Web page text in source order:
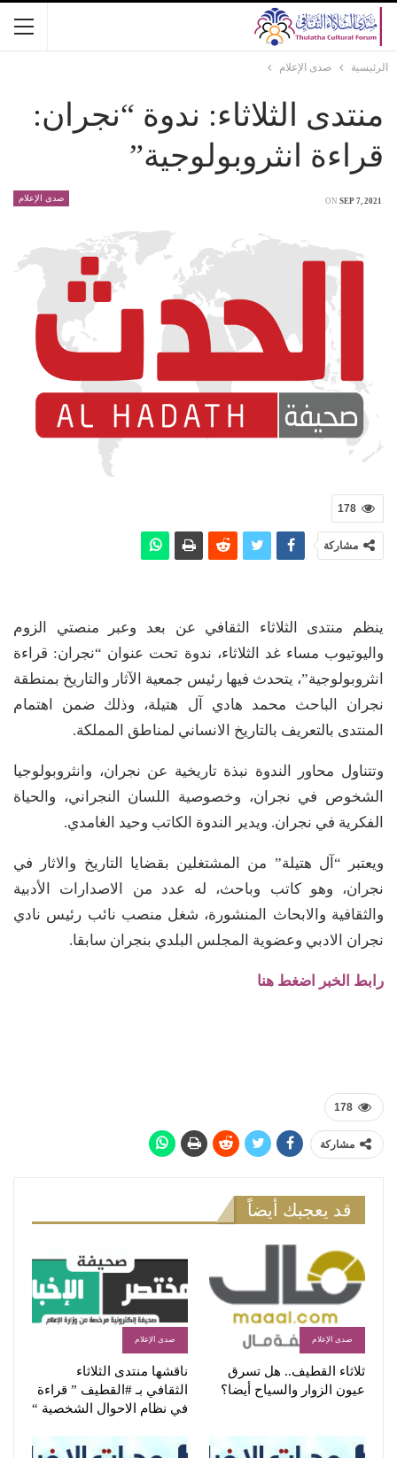
الرئيسية صدى الإعلام
منتدى الثلاثاء: ندوة “نجران:
قراءة انثروبولوجية”
صدى الإعلام ON SEP 7, 2021
178
مشاركة
ينظم منتدى الثلاثاء الثقافي عن بعد وعبر منصتي الزوم
واليوتيوب مساء غد الثلاثاء، ندوة تحت عنوان “نجران: قراءة
انثروبولوجية”، يتحدث فيها رئيس جمعية الآثار والتاريخ بمنطقة
نجران الباحث محمد هادي آل هتيلة، وذلك ضمن اهتمام
المنتدى بالتعريف بالتاريخ الانساني لمناطق المملكة.
وتتناول محاور الندوة نبذة تاريخية عن نجران، وانثروبولوجيا
الشخوص في نجران، وخصوصية اللسان النجراني، والحياة
الفكرية في نجران. ويدير الندوة الكاتب وحيد الغامدي.
ويعتبر “آل هتيلة” من المشتغلين بقضايا التاريخ والاثار في
نجران، وهو كاتب وباحث، له عدد من الاصدارات الأدبية
والثقافية والابحاث المنشورة، شغل منصب نائب رئيس نادي
نجران الادبي وعضوية المجلس البلدي بنجران سابقا.
رابط الخبر اضغط هنا
178
مشاركة
قد يعجبك أيضاً
صدى الإعلام
ثلاثاء القطيف.. هل تسرق
عيون الزوار والسياح أيضا؟
صدى الإعلام
ناقشها منتدى الثلاثاء
الثقافي بـ #القطيف ” قراءة
في نظام الاحوال الشخصية “